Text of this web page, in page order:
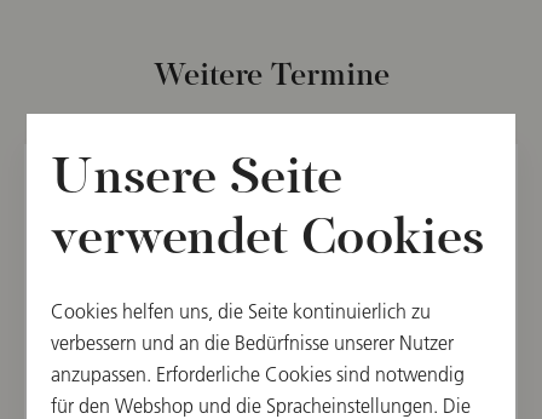
Weitere Termine
DO, 5. JUNI 2025
Konzert im Wiener
Konzerthaus
19:30
Wiener Konzerthaus, Großer Saal, Wien, Österreich
Unsere Seite
verwendet Cookies
Cookies helfen uns, die Seite kontinuierlich zu
verbessern und an die Bedürfnisse unserer Nutzer
anzupassen. Erforderliche Cookies sind notwendig
für den Webshop und die Spracheinstellungen. Die